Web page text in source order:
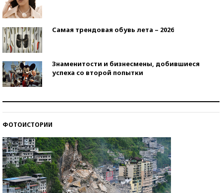
Самая трендовая обувь лета – 2026
Знаменитости и бизнесмены, добившиеся
успеха со второй попытки
ФОТОИСТОРИИ